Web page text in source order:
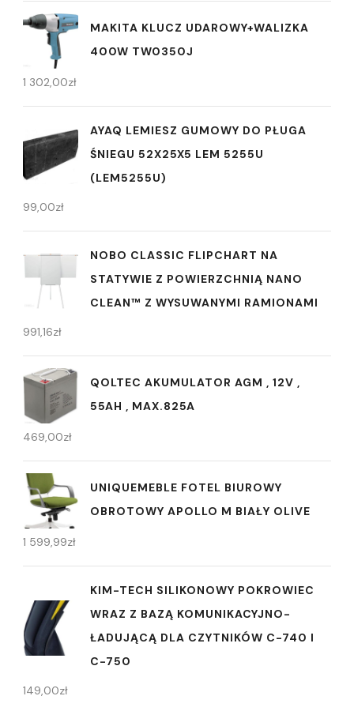
MAKITA KLUCZ UDAROWY+WALIZKA
400W TW0350J
1 302,00zł
AYAQ LEMIESZ GUMOWY DO PŁUGA
ŚNIEGU 52X25X5 LEM 5255U
(LEM5255U)
99,00zł
NOBO CLASSIC FLIPCHART NA
STATYWIE Z POWIERZCHNIĄ NANO
CLEAN™ Z WYSUWANYMI RAMIONAMI
991,16zł
QOLTEC AKUMULATOR AGM , 12V ,
55AH , MAX.825A
469,00zł
UNIQUEMEBLE FOTEL BIUROWY
OBROTOWY APOLLO M BIAŁY OLIVE
1 599,99zł
KIM-TECH SILIKONOWY POKROWIEC
WRAZ Z BAZĄ KOMUNIKACYJNO-
ŁADUJĄCĄ DLA CZYTNIKÓW C-740 I
C-750
149,00zł